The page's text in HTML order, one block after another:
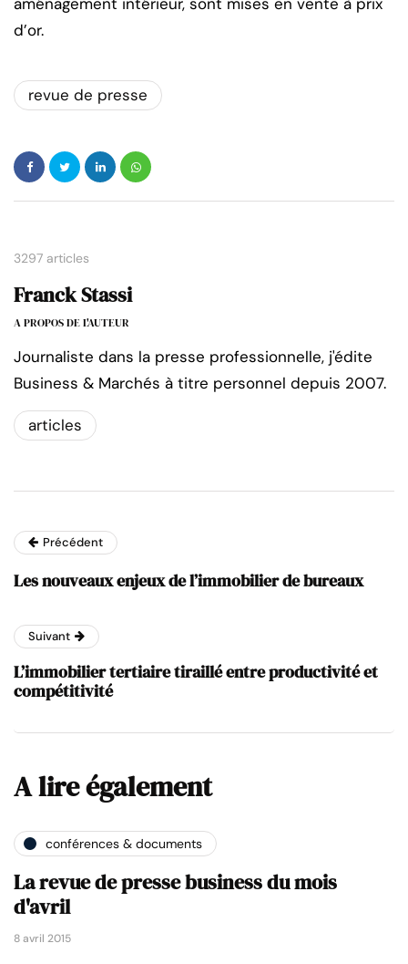
d’or.
revue de presse
3297 articles
Franck Stassi
A PROPOS DE L'AUTEUR
Journaliste dans la presse professionnelle, j'édite
Business & Marchés à titre personnel depuis 2007.
articles
Précédent
Les nouveaux enjeux de l’immobilier de bureaux
Suivant
L’immobilier tertiaire tiraillé entre productivité et
compétitivité
A lire également
conférences & documents
La revue de presse business du mois
d'avril
8 avril 2015